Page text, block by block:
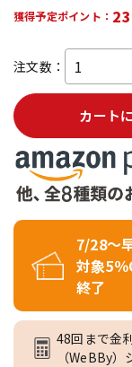
獲得予定ポイント：
注文数：
カート
7/28～
対象5
終了
48回まで金
（WeBBy